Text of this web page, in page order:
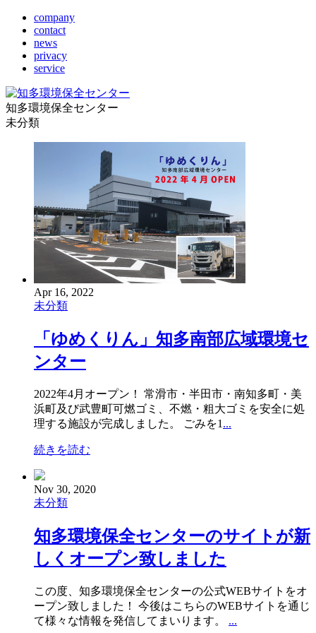
company
contact
news
privacy
service
知多環境保全センター
未分類
Apr 16, 2022
未分類
「ゆめくりん」知多南部広域環境セ
ンター
2022年4月オープン！ 常滑市・半田市・南知多町・美
浜町及び武豊町可燃ゴミ、不燃・粗大ゴミを安全に処
理する施設が完成しました。 ごみを1 ...
続きを読む
Nov 30, 2020
未分類
知多環境保全センターのサイトが新
しくオープン致しました
この度、知多環境保全センターの公式WEBサイトをオ
ープン致しました！ 今後はこちらのWEBサイトを通じ
て様々な情報を発信してまいります。 ...